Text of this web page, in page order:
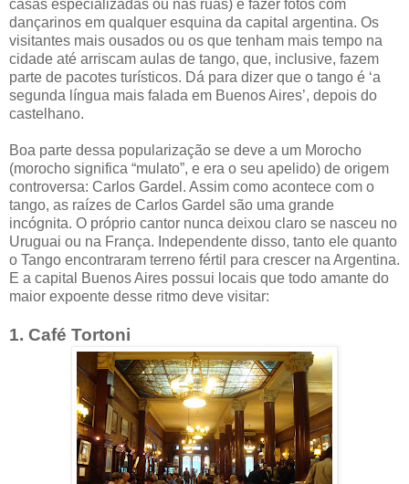
casas especializadas ou nas ruas) e fazer fotos com
dançarinos em qualquer esquina da capital argentina. Os
visitantes mais ousados ou os que tenham mais tempo na
cidade até arriscam aulas de tango, que, inclusive, fazem
parte de pacotes turísticos. Dá para dizer que o tango é ‘a
segunda língua mais falada em Buenos Aires’, depois do
castelhano.
Boa parte dessa popularização se deve a um Morocho
(morocho significa “mulato”, e era o seu apelido) de origem
controversa: Carlos Gardel. Assim como acontece com o
tango, as raízes de Carlos Gardel são uma grande
incógnita. O próprio cantor nunca deixou claro se nasceu no
Uruguai ou na França. Independente disso, tanto ele quanto
o Tango encontraram terreno fértil para crescer na Argentina.
E a capital Buenos Aires possui locais que todo amante do
maior expoente desse ritmo deve visitar:
1. Café Tortoni